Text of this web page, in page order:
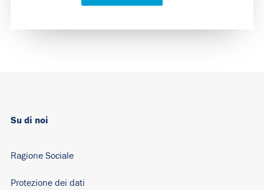
Su di noi
Ragione Sociale
Protezione dei dati